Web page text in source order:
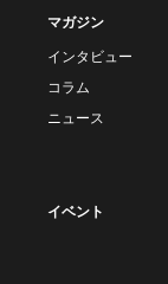
マガジン
インタビュー
コラム
ニュース
イベント